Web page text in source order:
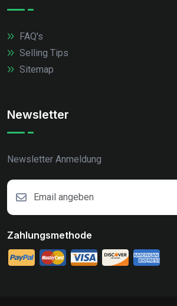
FAQ's
Selling Tips
Sitemap
Newsletter
Newsletter Anmeldung
Zahlungsmethode